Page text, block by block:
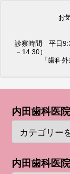
お
診察時間 平日
－14:30）
「歯
内田歯科医
内田歯科医